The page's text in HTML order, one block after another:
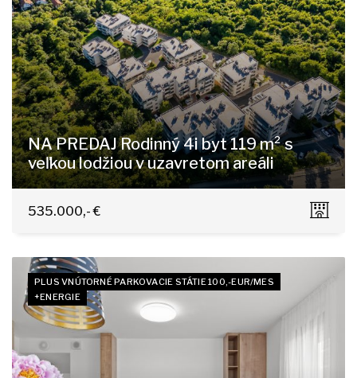
NA PREDAJ Rodinný 4i byt 119 m² s
veľkou lodžiou v uzavretom areáli
Staré grunty 264, Bratislava - Karlova Ves
535.000,- €
PLUS VNÚTORNÉ PARKOVACIE STÁTIE 100,-EUR/MES
+ENERGIE